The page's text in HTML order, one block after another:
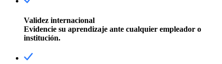
Validez internacional
Evidencie su aprendizaje ante cualquier empleador o
institución.